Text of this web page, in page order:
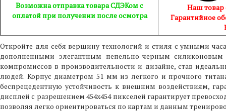
Возможна отправка товара СДЭКом с
оплатой при получении после осмотра
Наш товар
Гарантийное
Откройте для себя вершину технологий и стиля с умными
дополненными элегантным пепельно-черным
компромиссов в производительности и дизайне, став
людей. Корпус диаметром 51 мм из легкого и прочного
беспрецедентную устойчивость к внешним воздействиям,
дисплей с разрешением 454x454 пикселей гарантирует
позволяя легко ориентироваться по картам и данным